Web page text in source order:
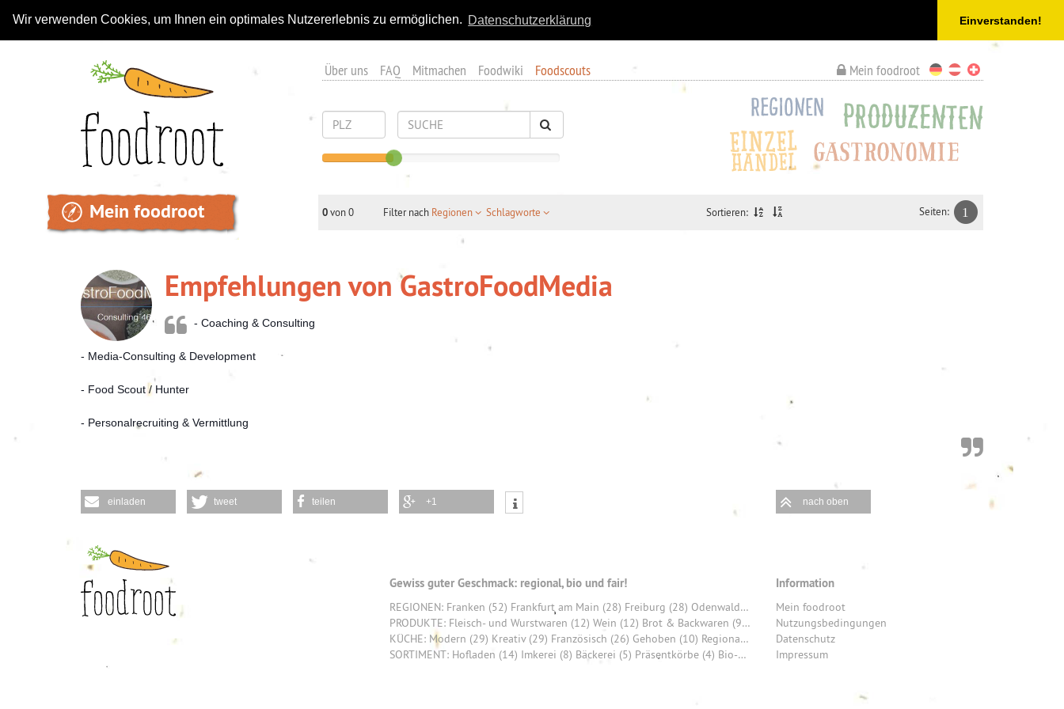
Wir verwenden Cookies, um Ihnen ein optimales Nutzererlebnis zu ermöglichen. Datenschutzerklärung Einverstanden!
Über uns FAQ Mitmachen Foodwiki Foodscouts Mein foodroot
Mein foodroot 0von 0 Filter nach Regionen Schlagworte Sortieren: Seiten: 1
Empfehlungen von GastroFoodMedia
- Coaching & Consulting
- Media-Consulting & Development
- Food Scout / Hunter
- Personalrecruiting & Vermittlung
einladen tweet teilen +1 nach oben
Gewiss guter Geschmack: regional, bio und fair!
REGIONEN: Franken (52) Frankfurt am Main (28) Freiburg (28) Odenwald (26) Saarland (26) München (20) Tuttlingen (20) Allgäu (19) Hohenlohekreis (17) Stuttgart (16)
PRODUKTE: Fleisch- und Wurstwaren (12) Wein (12) Brot & Backwaren (9) Honig (7) Käse (6) Bier (6) Schokolade (6) Gemüse (5) Eier (5) Rind (4)
KÜCHE: Modern (29) Kreativ (29) Französisch (26) Gehoben (10) Regional Deutsch (7) Traditionell (4) Europäisch (2) Klassisch (2) Asiatisch (1) HartKernHessisch (1)
SORTIMENT: Hofladen (14) Imkerei (8) Bäckerei (5) Präsentkörbe (4) Bio-Produkte (4) Weingut (4) Bio Brot (3) Bio-Gemüse (3) Fleisch (3) regionale Frischware (3)
Information
Mein foodroot
Nutzungsbedingungen
Datenschutz
Impressum